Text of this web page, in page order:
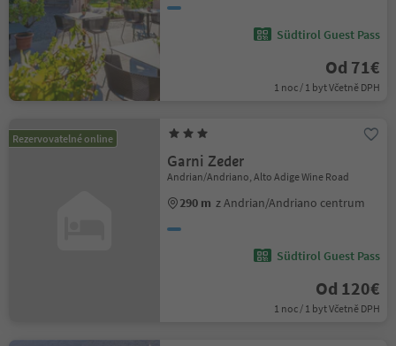
Südtirol Guest Pass
Od 71€
1 noc / 1 byt Včetně DPH
Rezervovatelné online
Garni Zeder
Andrian/Andriano, Alto Adige Wine Road
290 m z Andrian/Andriano centrum
Südtirol Guest Pass
Od 120€
1 noc / 1 byt Včetně DPH